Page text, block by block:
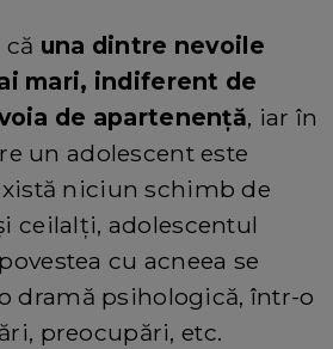
una dintre nevoile
mari, indiferent de
de apartenență, iar în
un adolescent este
niciun schimb de
ceilalți, adolescentul
cu acneea se
dramă psihologică, într-o
preocupări, etc.